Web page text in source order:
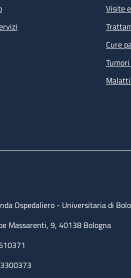
Visite
Cure
Ospedaliero - Universitaria di
Massarenti, 9, 40138 Bologna